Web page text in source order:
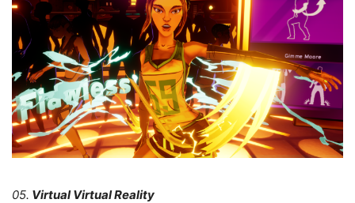
05. Virtual Virtual Reality